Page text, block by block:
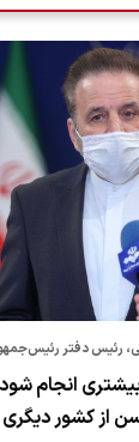
رئیس دفتر
انجام
از کشور